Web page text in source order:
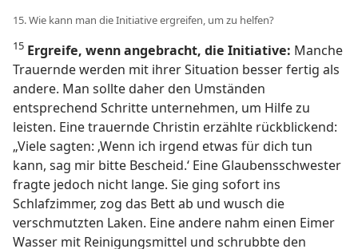
15. Wie kann man die Initiative ergreifen, um zu helfen?
15 Ergreife, wenn angebracht, die Initiative: Manche
Trauernde werden mit ihrer Situation besser fertig als
andere. Man sollte daher den Umständen
entsprechend Schritte unternehmen, um Hilfe zu
leisten. Eine trauernde Christin erzählte rückblickend:
„Viele sagten: ‚Wenn ich irgend etwas für dich tun
kann, sag mir bitte Bescheid.‘ Eine Glaubensschwester
fragte jedoch nicht lange. Sie ging sofort ins
Schlafzimmer, zog das Bett ab und wusch die
verschmutzten Laken. Eine andere nahm einen Eimer
Wasser mit Reinigungsmittel und schrubbte den